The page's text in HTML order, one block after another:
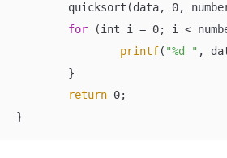
for (int i = 0; i <
printf( "%d " ,
return 0;
}